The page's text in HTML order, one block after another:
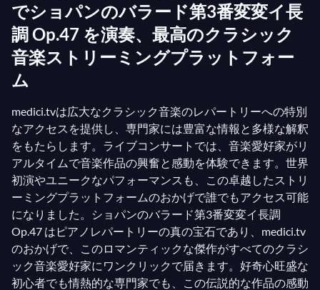
でショパンのバラード第3番変変イ長
調 Op.47 を演奏、最高のクラシック
音楽ストリーミングプラットフォー
ム
medici.tvは広大なクラシック音楽のレパートリーへの特別
なアクセスを提供し、専門家には豊富な情報と多様な解釈
をもたらします。ライブコンサートでは、音楽愛好家がリ
アルタイムで音楽作品の興奮と感動を体験できます。世界
初演やユニークなパフォーマンスも、この卓越したストリ
ーミングプラットフォームのおかげで誰でもアクセス可能
になりました。ショパンのバラード第3番変変イ長調
Op.47 はピアノレパートリーの真の宝石であり、medici.tv
のおかげで、このロマンティックな傑作がすべてのクラシ
ック音楽愛好家にワンクリックで届きます。好奇心旺盛な
初心者でも情熱的な専門家でも、この伝説的な作品の感動